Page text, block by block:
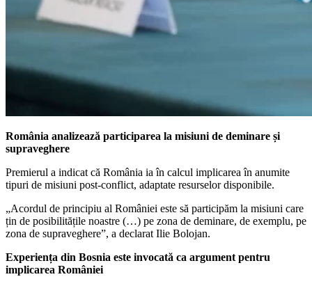
România analizează participarea la misiuni de deminare și
supraveghere
Premierul a indicat că România ia în calcul implicarea în anumite
tipuri de misiuni post-conflict, adaptate resurselor disponibile.
„Acordul de principiu al României este să participăm la misiuni care
țin de posibilitățile noastre (…) pe zona de deminare, de exemplu, pe
zona de supraveghere”, a declarat Ilie Bolojan.
Experiența din Bosnia este invocată ca argument pentru
implicarea României